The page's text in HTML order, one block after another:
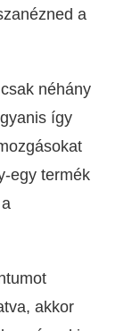
a
néhány
így
egy termék
akkor